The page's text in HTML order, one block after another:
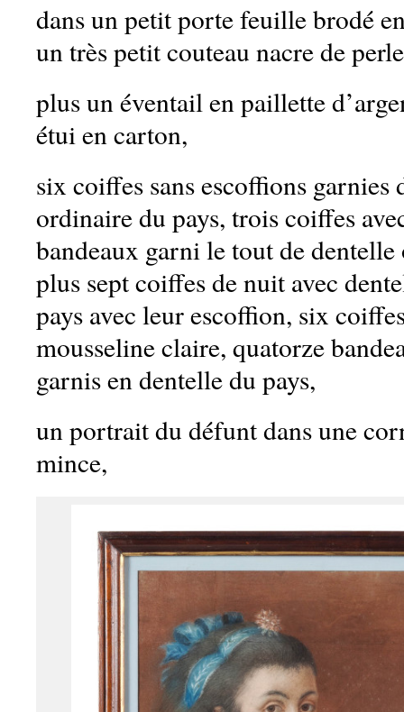
dans un petit porte feuille brodé
un très petit couteau nacre de
plus un éventail en paillette
étui en carton,
six coiffes sans escoffions garnies
ordinaire du pays, trois coiffes
bandeaux garni le tout de
plus sept coiffes de nuit avec
pays avec leur escoffion, six
mousseline claire, quatorze
garnis en dentelle du pays,
un portrait du défunt dans une
mince,